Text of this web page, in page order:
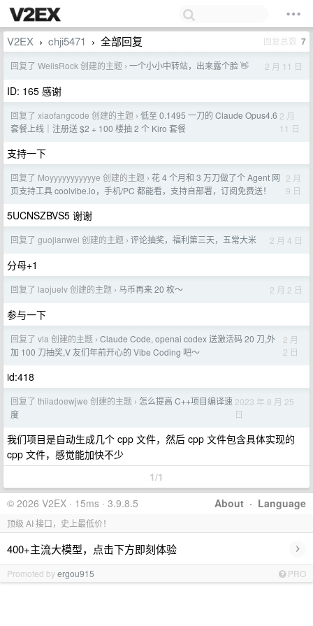
V2EX › chji5471 › 全部回复 回复总数 7
回复了 WeiisRock 创建的主题 › 一个小小中转站，出来露个脸 👋 2 月 11 日
ID: 165 感谢
回复了 xiaofangcode 创建的主题 › 低至 0.1495 一刀的 Claude Opus4.6
套餐上线｜注册送 $2 + 100 楼抽 2 个 Kiro 套餐
2 月
11 日
支持一下
回复了 Moyyyyyyyyyyye 创建的主题 › 花 4 个月和 3 万刀做了个 Agent 网
页支持工具 coolvibe.io，手机/PC 都能看，支持自部署，订阅免费送！
2 月
9 日
5UCNSZBVS5 谢谢
回复了 guojianwei 创建的主题 › 评论抽奖，福利第三天，五常大米 2 月 4 日
分母+1
回复了 laojuelv 创建的主题 › 马币再来 20 枚～ 2 月 2 日
参与一下
回复了 vla 创建的主题 › Claude Code, openai codex 送激活码 20 刀,外
加 100 刀抽奖,V 友们年前开心的 Vibe Coding 吧～
2 月
2 日
id:418
回复了 thiiadoewjwe 创建的主题 › 怎么提高 C++项目编译速
度
2023 年 8 月 25
日
我们项目是自动生成几个 cpp 文件，然后 cpp 文件包含具体实现的
cpp 文件，感觉能加快不少
1/1
About · Language
© 2026 V2EX · 15ms · 3.9.8.5
顶级 AI 接口，史上最低价！
400+主流大模型，点击下方即刻体验 ›
Promoted byergou915 PRO